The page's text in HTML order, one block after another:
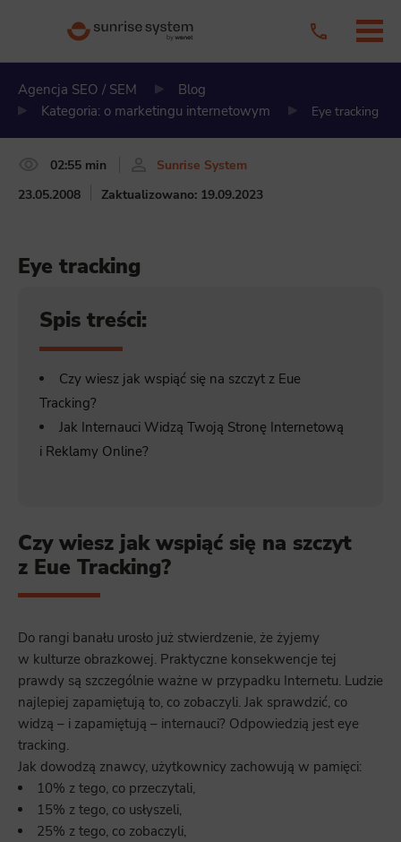
Agencja SEO / SEM
Blog
Kategoria: o marketingu internetowym
Eye tracking
02:55 min
Sunrise System
23.05.2008
Zaktualizowano: 19.09.2023
Eye tracking
Spis treści:
Czy wiesz jak wspiąć się na szczyt z Eue
Tracking?
Jak Internauci Widzą Twoją Stronę Internetową
i Reklamy Online?
Czy wiesz jak wspiąć się na szczyt
z Eue Tracking?
Do rangi banału urosło już stwierdzenie, że żyjemy
w kulturze obrazkowej. Praktyczne konsekwencje tej
prawdy są szczególnie ważne w przypadku Internetu. Ludzie
najlepiej zapamiętują to, co zobaczyli. Jak sprawdzić, co
widzą – i zapamiętują – internauci? Odpowiedzią jest eye
tracking.
Jak dowodzą znawcy, użytkownicy zachowują w pamięci:
10% z tego, co przeczytali,
15% z tego, co usłyszeli,
25% z tego, co zobaczyli,